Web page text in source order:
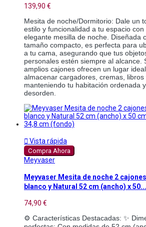
139,90 €
Mesita de noche/Dormitorio: Dale un
estilo y funcionalidad a tu espacio con
elegante mesilla de noche. Diseñada
tamaño compacto, es perfecta para
a tu cama, asegurando que tus
personales estén siempre al alcance.
amplios cajones ofrecen un lugar
almacenar cargadores, cremas, libros
manteniendo tu habitación ordenada
desorden.
 Vista rápida
Compra Ahora
Meyvaser
Meyvaser Mesita de noche 2
blanco y Natural 52 cm (ancho) x 50...
74,90 €
⚙️ Características Destacadas: ✨